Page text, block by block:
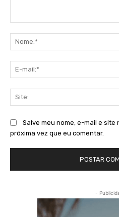
Salve meu nome, e-mail e
próxima vez que eu comentar.
-